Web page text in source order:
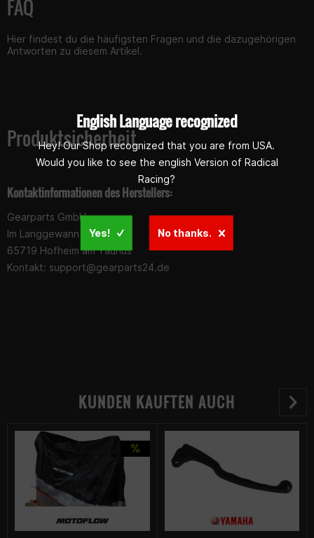
FAQ
Hier findest du die häufigsten Fragen und die dazugehörigen
Antworten zu diesem Artikel.
Produktsicherheit
Kontaktinformationen des Herstellers:
Gearparts GmbH
Im Langgewann 5-7
65719 Hofheim am Taunus
Kontakt: support@gearparts24.de
KUNDEN KAUFTEN AUCH
English Language recognized
Hey! Our Shop recognized that you are from USA.
Would you like to see the english Version of Radical
Racing?
Yes! No thanks.